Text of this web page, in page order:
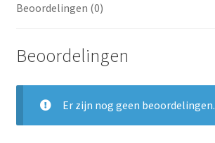
Beoordelingen (0)
Beoordelingen
Er zijn nog geen beoordelingen.